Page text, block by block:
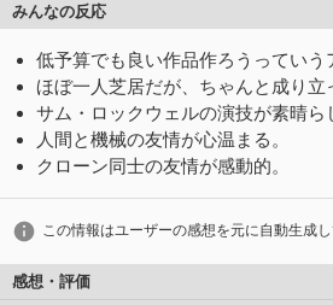
みんなの反応
低予算でも良い作品作ろうっていう
ほぼ一人芝居だが、ちゃんと成り立
サム・ロックウェルの演技が素晴ら
人間と機械の友情が心温まる。
クローン同士の友情が感動的。
この情報はユーザーの感想を元に自動生成
感想・評価